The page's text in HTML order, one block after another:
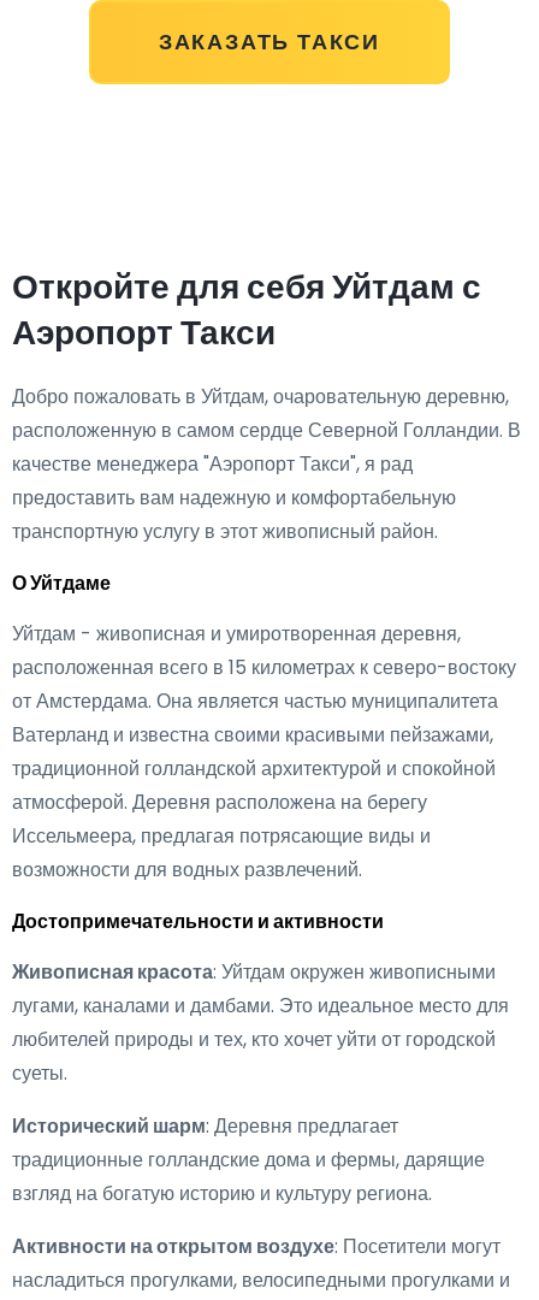
ЗАКАЗАТЬ ТАКСИ
Откройте для себя Уйтдам с
Аэропорт Такси
Добро пожаловать в Уйтдам, очаровательную деревню,
расположенную в самом сердце Северной Голландии. В
качестве менеджера "Аэропорт Такси", я рад
предоставить вам надежную и комфортабельную
транспортную услугу в этот живописный район.
О Уйтдаме
Уйтдам - живописная и умиротворенная деревня,
расположенная всего в 15 километрах к северо-востоку
от Амстердама. Она является частью муниципалитета
Ватерланд и известна своими красивыми пейзажами,
традиционной голландской архитектурой и спокойной
атмосферой. Деревня расположена на берегу
Иссельмеера, предлагая потрясающие виды и
возможности для водных развлечений.
Достопримечательности и активности
Живописная красота: Уйтдам окружен живописными
лугами, каналами и дамбами. Это идеальное место для
любителей природы и тех, кто хочет уйти от городской
суеты.
Исторический шарм: Деревня предлагает
традиционные голландские дома и фермы, дарящие
взгляд на богатую историю и культуру региона.
Активности на открытом воздухе: Посетители могут
насладиться прогулками, велосипедными прогулками и